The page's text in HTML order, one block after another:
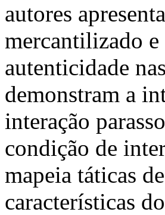
autores
mercantilizado
autenticidade
demonstram a
interação
condição de
mapeia táticas
características